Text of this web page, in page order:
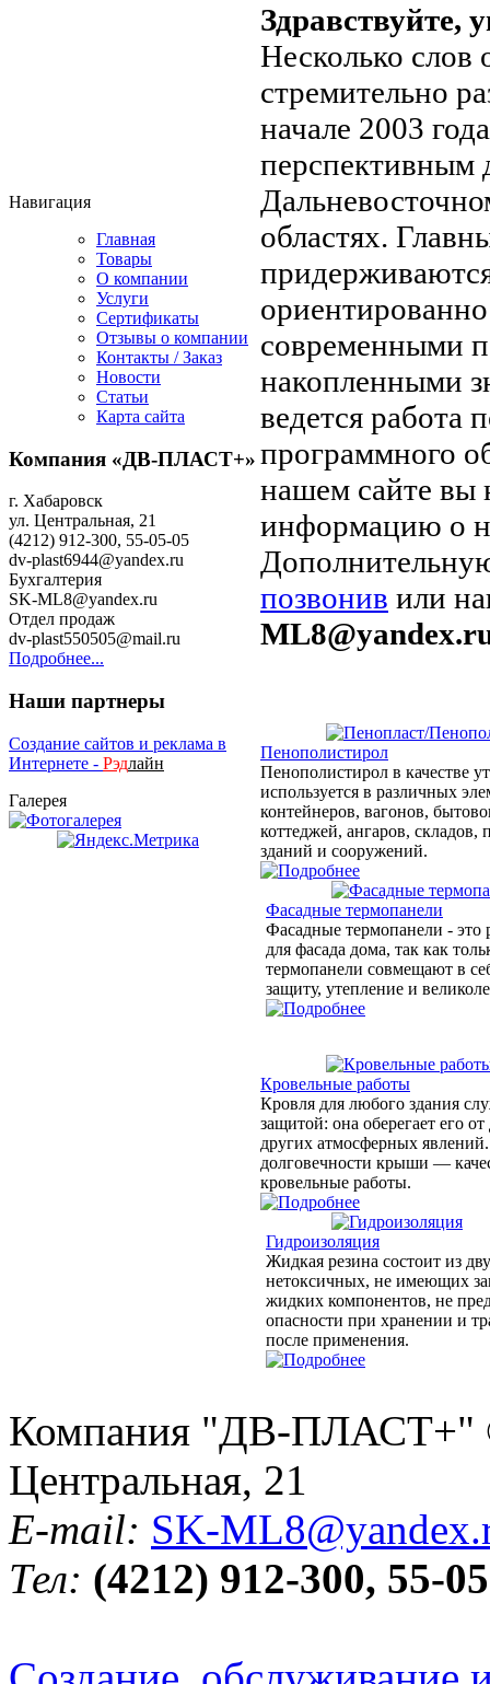
Навигация
Главная
Товары
О компании
Услуги
Сертификаты
Отзывы о компании
Контакты / Заказ
Новости
Статьи
Карта сайта
Компания «ДВ-ПЛАСТ+»
г. Хабаровск
ул. Центральная, 21
(4212) 912-300, 55-05-05
dv-plast6944@yandex.ru
Бухгалтерия
SK-ML8@yandex.ru
Отдел продаж
dv-plast550505@mail.ru
Подробнее...
Наши партнеры
Создание сайтов и реклама в
Интернете - Рэдлайн
Галерея
Здравствуйте,
Несколько
стремительно
начале 2003
перспективным
областях.
современными
накопленными
ведется работа
программного
нашем сайте вы
информацию о
позвонив или
Пенополистирол
Пенополистирол в качестве
используется в различных
контейнеров, вагонов,
коттеджей, ангаров, складов,
зданий и сооружений.
Фасадные термопанели
Фасадные термопанели - это
для фасада дома, так как
термопанели совмещают в
защиту, утепление и
Кровельные работы
Кровля для любого здания
защитой: она оберегает его
других атмосферных
долговечности крыши —
кровельные работы.
Гидроизоляция
Жидкая резина состоит из
нетоксичных, не имеющих
жидких компонентов, не
опасности при хранении и
после применения.
Компания "ДВ-ПЛАСТ+"
Центральная, 21
E-mail: SK-
Тел: (4212) 912-300, 55-